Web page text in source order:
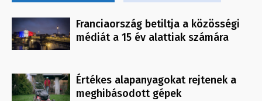
Franciaország betiltja a közösségi
médiát a 15 év alattiak számára
Értékes alapanyagokat rejtenek a
meghibásodott gépek